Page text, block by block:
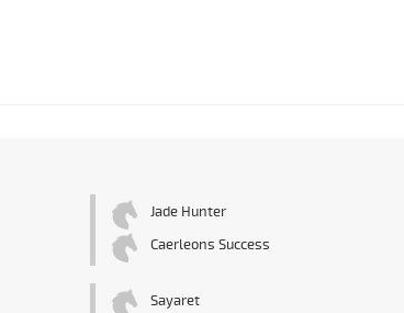
Jade Hunter
Caerleons Success
Sayaret